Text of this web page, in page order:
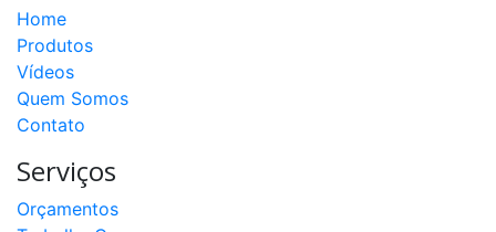
Home
Produtos
Vídeos
Quem Somos
Contato
Serviços
Orçamentos